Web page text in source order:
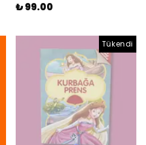
₺ 99.00
Tükendi